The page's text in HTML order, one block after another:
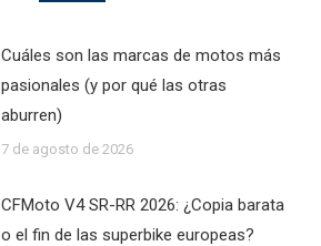
Cuáles son las marcas de motos más
pasionales (y por qué las otras
aburren)
7 de agosto de 2026
CFMoto V4 SR-RR 2026: ¿Copia barata
o el fin de las superbike europeas?